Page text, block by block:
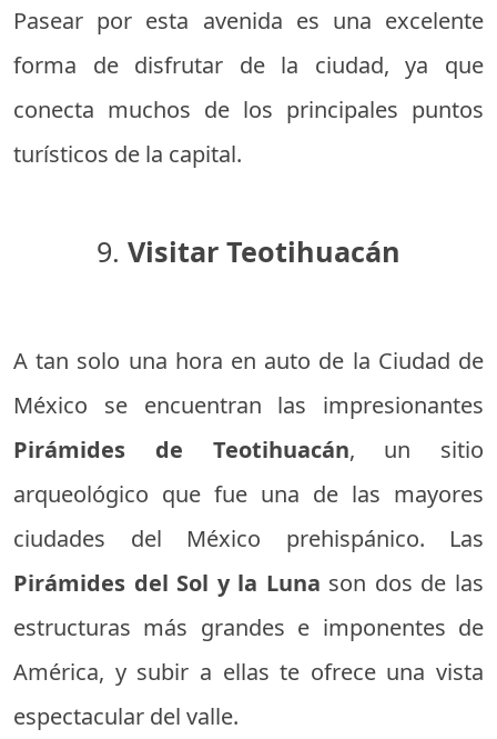
Pasear por esta avenida es una excelente
forma de disfrutar de la ciudad, ya que
conecta muchos de los principales puntos
turísticos de la capital.
9. Visitar Teotihuacán
A tan solo una hora en auto de la Ciudad de
México se encuentran las impresionantes
Pirámides de Teotihuacán, un sitio
arqueológico que fue una de las mayores
ciudades del México prehispánico. Las
Pirámides del Sol y la Luna son dos de las
estructuras más grandes e imponentes de
América, y subir a ellas te ofrece una vista
espectacular del valle.